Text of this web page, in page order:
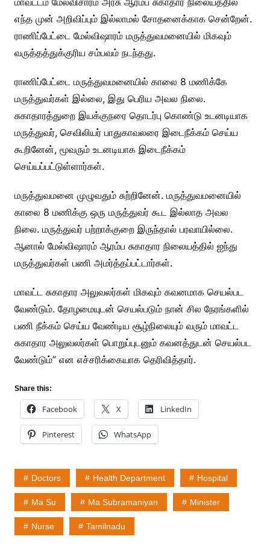
எந்த முன் அறிவிப்பும் இல்லாமல் சோதனைக்காக சென்றேன்.
ராணிப்பேட்டை மேல்விஷாரம் மருத்துவமனையில் மிகவும்
வருத்தத்துக்குரிய சம்பவம் நடந்தது.
ராணிப்பேட்டை மருத்துவமனையில் காலை 8 மணிக்கே
மருத்துவர்கள் இல்லை, இது பெரிய அவல நிலை.
சுகாதாரத்துறை இயக்குநரை தொடர்பு கொண்டு உடனடியாக
மருத்துவர், செவிலியர் பாதுகாவலரை இடைநீக்கம் செய்ய
கூறினேன், மூவரும் உடனடியாக இடைநீக்கம்
செய்யப்பட்டுள்ளார்கள்.
மருத்துவமனை முழுவதும் சுற்றினேன். மருத்துவமனையில்
காலை 8 மணிக்கு ஒரு மருத்துவர் கூட இல்லாத அவல
நிலை. மருத்துவர் பற்றாக்குறை இருந்தால் பரவாயில்லை.
ஆனால் மேல்விஷாரம் ஆரம்ப சுகாதார நிலையத்தில் ஐந்து
மருத்துவர்கள் பணி அமர்த்தப்பட்டார்கள்.
மாவட்ட சுகாதார அலுவலர்கள் மிகவும் கவனமாக செயல்பட
வேண்டும். தோழமையுடன் செயல்படும் நான் சில நேரங்களில்
பணி நீக்கம் செய்ய வேண்டிய சூழ்நிலையும் வரும் மாவட்ட
சுகாதார அலுவலர்கள் பொறுப்புடனும் கவனத்துடன் செயல்பட
வேண்டும்” என எச்சரிக்கையாக தெரிவித்தார்.
Share this:
Facebook X LinkedIn
Pinterest WhatsApp
Doctors Health Department Hospital
Ma Su Ma Subramaniyan Minister
Nurse Tamilnadu